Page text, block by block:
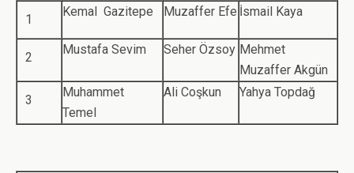
1
Kemal Gazitepe Muzaffer Efe İsmail Kaya
2
Mustafa Sevim Seher Özsoy Mehmet
Muzaffer Akgün
3
Muhammet
Temel
Ali Coşkun Yahya Topdağ